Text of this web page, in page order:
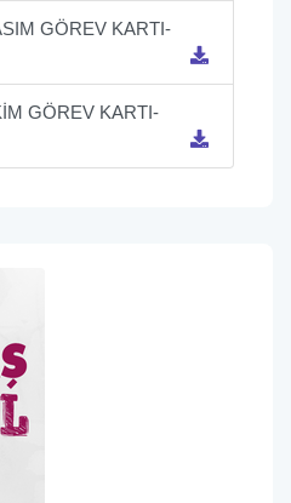
GÖREV KARTI-
GÖREV KARTI-